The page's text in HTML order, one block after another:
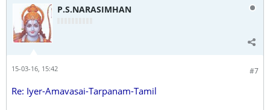
P.S.NARASIMHAN
#7
15-03-16, 15:42
Re: Iyer-Amavasai-Tarpanam-Tamil